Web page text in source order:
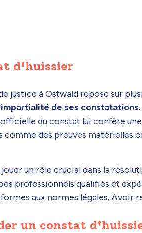
d'huissier
justice à Ostwald repose sur
de ses constatations
du constat lui confère une
comme des preuves matérielles
un rôle crucial dans la
professionnels qualifiés et
aux normes légales. Avoir
un constat